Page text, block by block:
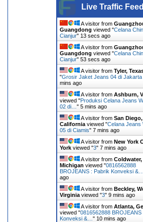
Live Traffic Feed
A visitor from
Guangdong viewed "Celana
Cianjur" 13 secs ago
A visitor from
Guangdong viewed "Celana
Cianjur" 53 secs ago
A visitor from Tyler,
"Grosir Jaket Jeans 04 di Jakarta
mins ago
A visitor from Ashburn,
viewed "Produksi Celana Jeans
02 di… " 5 mins ago
A visitor from San Diego,
Californiaviewed "Celana Jeans
05 di Ciamis" 7 mins ago
A visitor from New York
Yorkviewed "3" 7 mins ago
A visitor from Coldwater,
Michigan viewed "0816562888
BROJEANS : Pabrik Konveksi &…
ago
A visitor from Beckley,
Virginiaviewed "3" 9 mins ago
A visitor from Atlanta,
viewed "0816562888 BROJEANS
Konveksi &… " 10 mins ago